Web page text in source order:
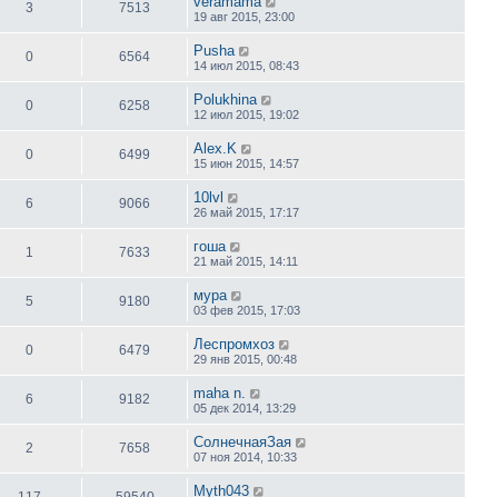
3 7513
19 авг 2015, 23:00
0 6564 Pusha
14 июл 2015, 08:43
0 6258 Polukhina
12 июл 2015, 19:02
0 6499 Alex.K
15 июн 2015, 14:57
6 9066 10lvl
26 май 2015, 17:17
1 7633 гоша
21 май 2015, 14:11
5 9180 мура
03 фев 2015, 17:03
0 6479 Леспромхоз
29 янв 2015, 00:48
6 9182 maha n.
05 дек 2014, 13:29
2 7658 СолнечнаяЗая
07 ноя 2014, 10:33
Myth043